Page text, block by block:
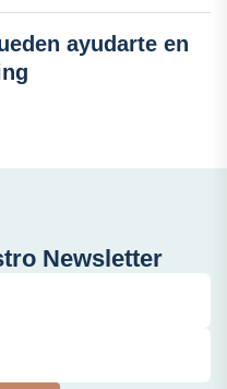
ayudarte en
Newsletter